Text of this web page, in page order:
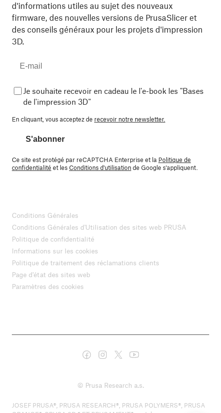
d'informations utiles au sujet des nouveaux
firmware, des nouvelles versions de PrusaSlicer et
des conseils généraux pour les projets d'impression
3D.
Je souhaite recevoir en cadeau le l'e-book les "Bases
de l'impression 3D"
En cliquant, vous acceptez de recevoir notre newsletter.
S'abonner
Ce site est protégé par reCAPTCHA Enterprise et la Politique de
confidentialité et lesConditions d'utilisationde Google s'appliquent.
Conditions Générales
Conditions Générales d'Utilisation des sites web PRUSA
Politique de confidentialité
Informations sur les cookies
Politique de traitement des réclamations clients
Page d'état des sites web
Paramètres des cookies
© Prusa Research a.s.
JOSEF PRUSA®, PRUSA RESEARCH®, PRUSA POLYMERS®, PRUSA